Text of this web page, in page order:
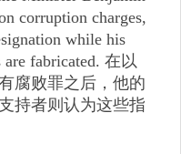
corruption charges,
while his
are fabricated. 在以
腐败罪之后，他的
持者则认为这些指